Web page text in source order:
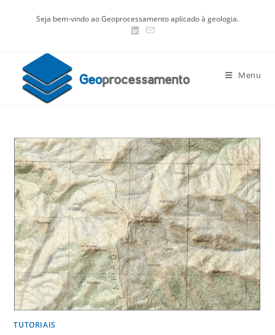
Seja bem-vindo ao Geoprocessamento aplicado à geologia.
Menu
TUTORIAIS